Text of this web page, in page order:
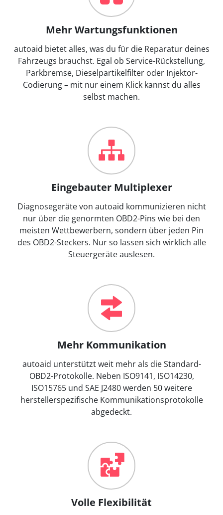
Mehr Wartungsfunktionen
autoaid bietet alles, was du für die Reparatur deines
Fahrzeugs brauchst. Egal ob Service-Rückstellung,
Parkbremse, Dieselpartikelfilter oder Injektor-
Codierung – mit nur einem Klick kannst du alles
selbst machen.
Eingebauter Multiplexer
Diagnosegeräte von autoaid kommunizieren nicht
nur über die genormten OBD2-Pins wie bei den
meisten Wettbewerbern, sondern über jeden Pin
des OBD2-Steckers. Nur so lassen sich wirklich alle
Steuergeräte auslesen.
Mehr Kommunikation
autoaid unterstützt weit mehr als die Standard-
OBD2-Protokolle. Neben ISO9141, ISO14230,
ISO15765 und SAE J2480 werden 50 weitere
herstellerspezifische Kommunikationsprotokolle
abgedeckt.
Volle Flexibilität